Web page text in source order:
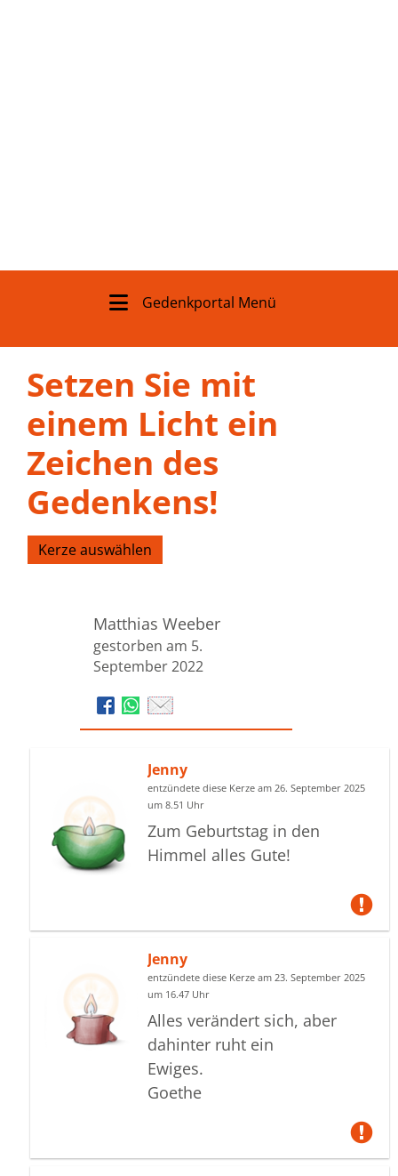
Gedenkportal Menü
Setzen Sie mit
einem Licht ein
Zeichen des
Gedenkens!
Kerze auswählen
Matthias Weeber
gestorben am 5.
September 2022
Jenny
entzündete diese Kerze am 26. September 2025
um 8.51 Uhr
Zum Geburtstag in den
Himmel alles Gute!
Jenny
entzündete diese Kerze am 23. September 2025
um 16.47 Uhr
Alles verändert sich, aber
dahinter ruht ein
Ewiges.
Goethe